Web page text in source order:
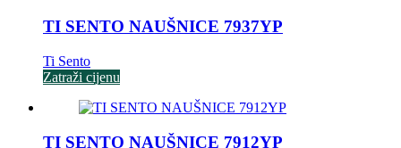
TI SENTO NAUŠNICE 7937YP
Ti Sento
Zatraži cijenu
TI SENTO NAUŠNICE 7912YP